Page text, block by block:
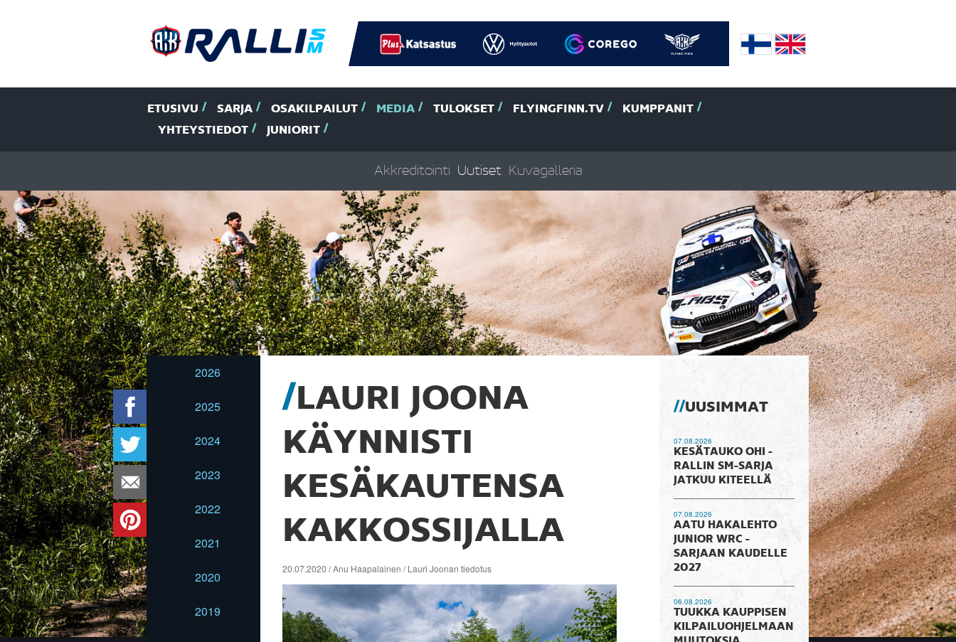
ETUSIVU SARJA OSAKILPAILUT MEDIA TULOKSET FLYINGFINN.TV
KUMPPANIT
YHTEYSTIEDOT
JUNIORIT
Akkreditointi Uutiset Kuvagalleria
2026
2025
2024
2023
2022
2021
2020
2019
LAURI JOONA
KÄYNNISTI
KESÄKAUTENSA
KAKKOSSIJALLA
20.07.2020 / Anu Haapalainen / Lauri Joonan tiedotus
UUSIMMAT
07.08.2026
KESÄTAUKO OHI -
RALLIN SM-SARJA
JATKUU KITEELLÄ
07.08.2026
AATU HAKALEHTO
JUNIOR WRC -
SARJAAN KAUDELLE
2027
06.08.2026
TUUKKA KAUPPISEN
KILPAILUOHJELMAAN